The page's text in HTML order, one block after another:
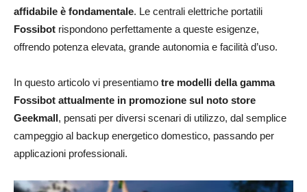
affidabile è fondamentale. Le centrali elettriche portatili
Fossibot rispondono perfettamente a queste esigenze,
offrendo potenza elevata, grande autonomia e facilità d’uso.
In questo articolo vi presentiamo tre modelli della gamma
Fossibot attualmente in promozione sul noto store
Geekmall, pensati per diversi scenari di utilizzo, dal semplice
campeggio al backup energetico domestico, passando per
applicazioni professionali.